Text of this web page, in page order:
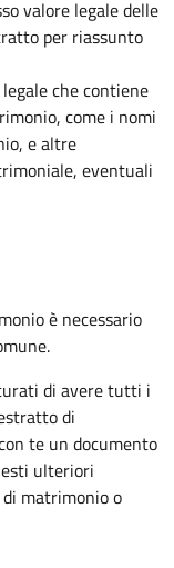
valore legale delle
per riassunto
che contiene
come i nomi
e altre
eventuali
è necessario
di avere tutti i
di
te un documento
ulteriori
matrimonio o